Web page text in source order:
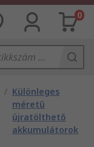
0
/ Különleges
méretű
újratölthető
akkumulátorok